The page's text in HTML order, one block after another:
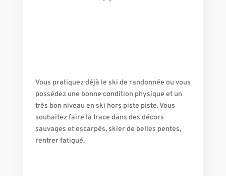
Vous pratiquez déjà le ski de randonnée ou vous
possédez une bonne condition physique et un
très bon niveau en ski hors piste piste. Vous
souhaitez faire la trace dans des décors
sauvages et escarpés, skier de belles pentes,
rentrer fatigué.